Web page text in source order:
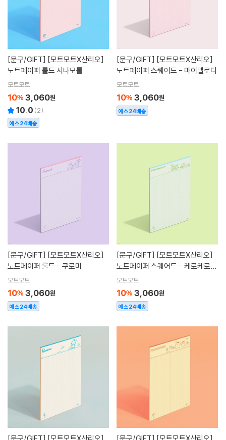
[문구/GIFT]
노트페이퍼 룰드 시나모롤
모트모트
10% 3,060원
10.0 (2)
예스24배송
[문구/GIFT]
노트페이퍼 스퀘어드 - 마이멜로디
모트모트
10% 3,060원
예스24배송
[문구/GIFT]
노트페이퍼 룰드 - 쿠로미
모트모트
10% 3,060원
예스24배송
[문구/GIFT]
노트페이퍼 스퀘어드 - 케로케로케
로피
모트모트
10% 3,060원
예스24배송